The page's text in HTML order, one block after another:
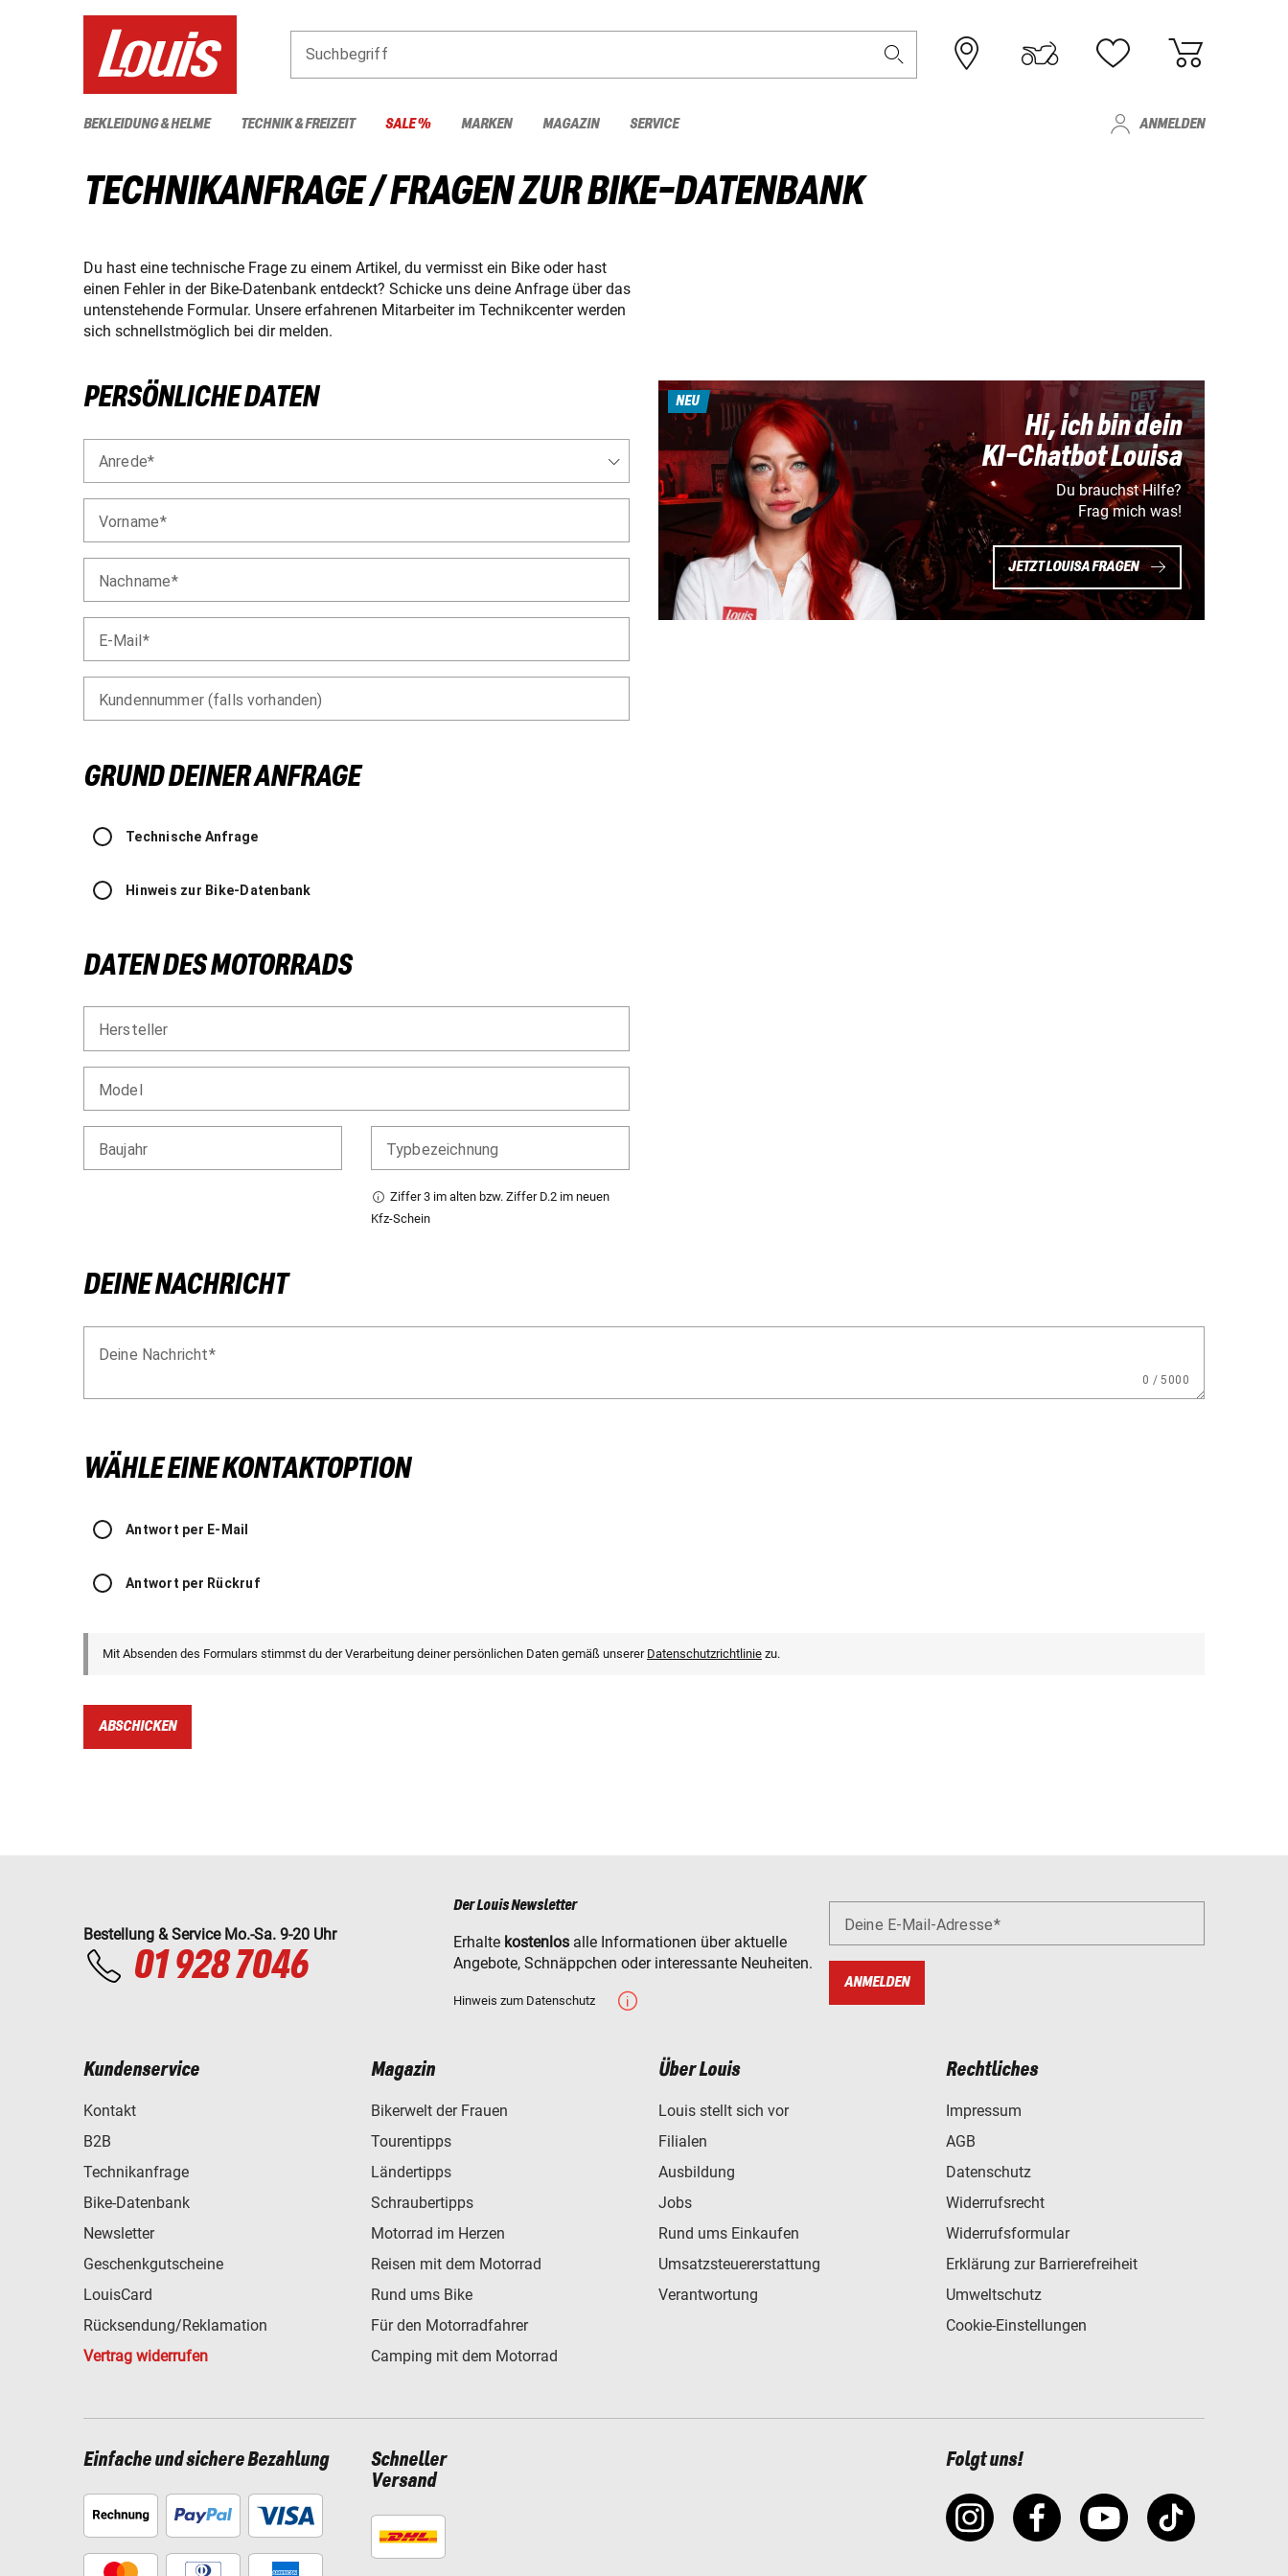
Suchbegriff
BEKLEIDUNG & HELME TECHNIK & FREIZEIT SALE % MARKEN MAGAZIN SERVICE ANMELDEN
TECHNIKANFRAGE / FRAGEN ZUR BIKE-DATENBANK
Du hast eine technische Frage zu einem Artikel, du vermisst ein Bike oder hast
einen Fehler in der Bike-Datenbank entdeckt? Schicke uns deine Anfrage über das
untenstehende Formular. Unsere erfahrenen Mitarbeiter im Technikcenter werden
sich schnellstmöglich bei dir melden.
PERSÖNLICHE DATEN
Anrede
Vorname
Nachname
E-Mail
Kundennummer (falls vorhanden)
NEU
Hi, ich bin dein
KI-Chatbot Louisa
Du brauchst Hilfe?
Frag mich was!
JETZT LOUISA FRAGEN
GRUND DEINER ANFRAGE
Technische Anfrage
Hinweis zur Bike-Datenbank
DATEN DES MOTORRADS
Hersteller
Model
Baujahr Typbezeichnung
Ziffer 3 im alten bzw. Ziffer D.2 im neuen
Kfz-Schein
DEINE NACHRICHT
0 / 5000
Deine Nachricht
WÄHLE EINE KONTAKTOPTION
Antwort per E-Mail
Antwort per Rückruf
Mit Absenden des Formulars stimmst du der Verarbeitung deiner persönlichen Daten gemäß unserer Datenschutzrichtlinie zu.
ABSCHICKEN
Bestellung & Service Mo.-Sa. 9-20 Uhr
01 928 7046
Der Louis Newsletter
Erhalte kostenlos alle Informationen über aktuelle
Angebote, Schnäppchen oder interessante Neuheiten.
Hinweis zum Datenschutz
Deine E-Mail-Adresse
ANMELDEN
Kundenservice
Kontakt
B2B
Technikanfrage
Bike-Datenbank
Newsletter
Geschenkgutscheine
LouisCard
Rücksendung/Reklamation
Vertrag widerrufen
Magazin
Bikerwelt der Frauen
Tourentipps
Ländertipps
Schraubertipps
Motorrad im Herzen
Reisen mit dem Motorrad
Rund ums Bike
Für den Motorradfahrer
Camping mit dem Motorrad
Über Louis
Louis stellt sich vor
Filialen
Ausbildung
Jobs
Rund ums Einkaufen
Umsatzsteuererstattung
Verantwortung
Rechtliches
Impressum
AGB
Datenschutz
Widerrufsrecht
Widerrufsformular
Erklärung zur Barrierefreiheit
Umweltschutz
Cookie-Einstellungen
Einfache und sichere Bezahlung
Schneller
Versand
Folgt uns!